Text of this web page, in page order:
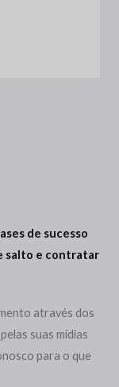
de sucesso
salto e contratar
através dos
suas mídias
para o que